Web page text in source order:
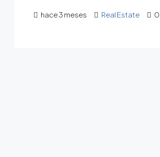
hace 3 meses Real Estate 0